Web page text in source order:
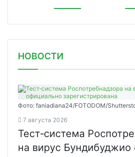
НОВОСТИ
Фото: faniadiana24/FOTODOM/
7 августа 2026
Тест‑система
на вирус Бундибуджио